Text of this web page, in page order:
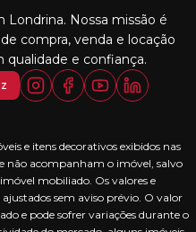
Londrina. Nossa missão é
compra, venda e locação
qualidade e confiança.
e itens decorativos exibidos nas
não acompanham o imóvel, salvo
mobiliado. Os valores e
sem aviso prévio. O valor
e pode sofrer variações durante o